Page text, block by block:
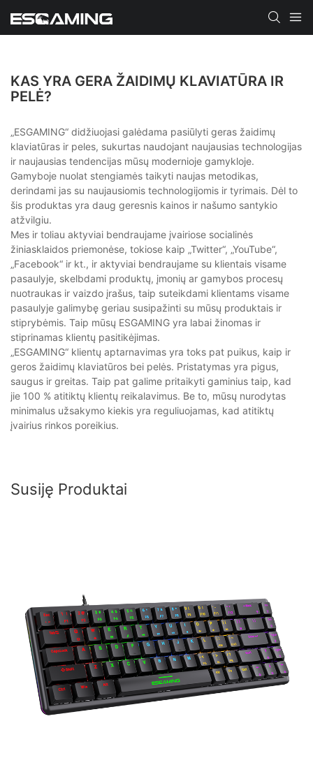
KAS YRA GERA ŽAIDIMŲ KLAVIATŪRA IR
PELĖ?
„ESGAMING“ didžiuojasi galėdama pasiūlyti geras žaidimų
klaviatūras ir peles, sukurtas naudojant naujausias technologijas
ir naujausias tendencijas mūsų modernioje gamykloje.
Gamyboje nuolat stengiamės taikyti naujas metodikas,
derindami jas su naujausiomis technologijomis ir tyrimais. Dėl to
šis produktas yra daug geresnis kainos ir našumo santykio
atžvilgiu.
Mes ir toliau aktyviai bendraujame įvairiose socialinės
žiniasklaidos priemonėse, tokiose kaip „Twitter“, „YouTube“,
„Facebook“ ir kt., ir aktyviai bendraujame su klientais visame
pasaulyje, skelbdami produktų, įmonių ar gamybos procesų
nuotraukas ir vaizdo įrašus, taip suteikdami klientams visame
pasaulyje galimybę geriau susipažinti su mūsų produktais ir
stiprybėmis. Taip mūsų ESGAMING yra labai žinomas ir
stiprinamas klientų pasitikėjimas.
„ESGAMING“ klientų aptarnavimas yra toks pat puikus, kaip ir
geros žaidimų klaviatūros bei pelės. Pristatymas yra pigus,
saugus ir greitas. Taip pat galime pritaikyti gaminius taip, kad
jie 100 % atitiktų klientų reikalavimus. Be to, mūsų nurodytas
minimalus užsakymo kiekis yra reguliuojamas, kad atitiktų
įvairius rinkos poreikius.
Susiję Produktai